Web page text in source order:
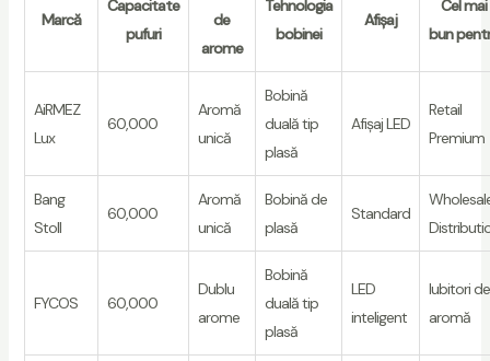
Marcă
Capacitate
pufuri
de
arome
Tehnologia
bobinei
Afișaj
Cel mai
bun
AiRMEZ
Lux
60,000
Aromă
unică
Bobină
duală tip
plasă
Afișaj LED
Retail
Premium
Bang
Stoll
60,000
Aromă
unică
Bobină de
plasă
Standard
FYCOS 60,000
Dublu
arome
Bobină
duală tip
plasă
LED
inteligent
Iubitori de
aromă